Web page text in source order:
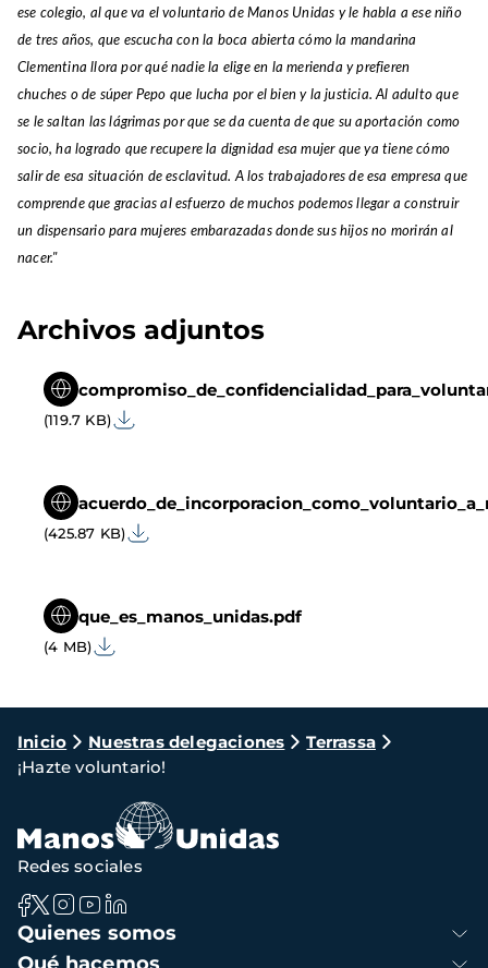
ese colegio, al que va el voluntario de Manos Unidas y le habla a ese niño
de tres años, que escucha con la boca abierta cómo la mandarina
Clementina llora por qué nadie la elige en la merienda y prefieren
chuches o de súper Pepo que lucha por el bien y la justicia. Al adulto que
se le saltan las lágrimas por que se da cuenta de que su aportación como
socio, ha logrado que recupere la dignidad esa mujer que ya tiene cómo
salir de esa situación de esclavitud. A los trabajadores de esa empresa que
comprende que gracias al esfuerzo de muchos podemos llegar a construir
un dispensario para mujeres embarazadas donde sus hijos no morirán al
nacer."
Archivos adjuntos
(119.7 KB)
(425.87 KB)
que_es_manos_unidas.pdf
(4 MB)
Ruta
de
navegación
Inicio Nuestras delegaciones
Terrassa
¡Hazte voluntario!
Navegación
principal
Quienes somos
Redes sociales